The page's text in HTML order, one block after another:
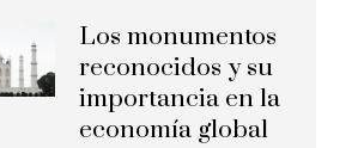
Los monumentos
reconocidos y su
importancia en la
economía global